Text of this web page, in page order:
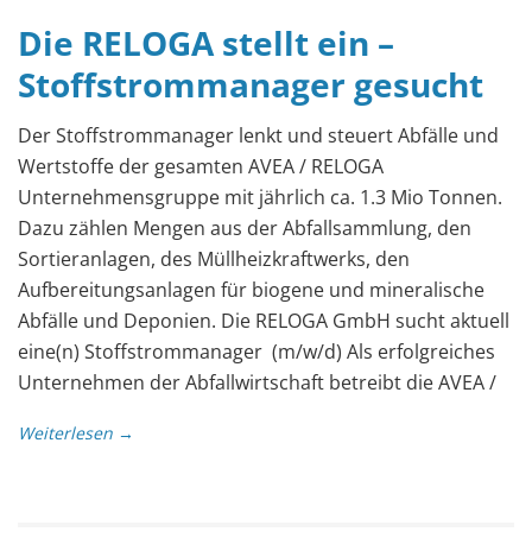
Die RELOGA stellt ein –
Stoffstrommanager gesucht
Der Stoffstrommanager lenkt und steuert Abfälle und
Wertstoffe der gesamten AVEA / RELOGA
Unternehmensgruppe mit jährlich ca. 1.3 Mio Tonnen.
Dazu zählen Mengen aus der Abfallsammlung, den
Sortieranlagen, des Müllheizkraftwerks, den
Aufbereitungsanlagen für biogene und mineralische
Abfälle und Deponien. Die RELOGA GmbH sucht aktuell
eine(n) Stoffstrommanager (m/w/d) Als erfolgreiches
Unternehmen der Abfallwirtschaft betreibt die AVEA /
Weiterlesen →